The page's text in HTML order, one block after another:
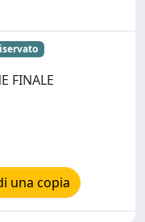
FINALE
una copia